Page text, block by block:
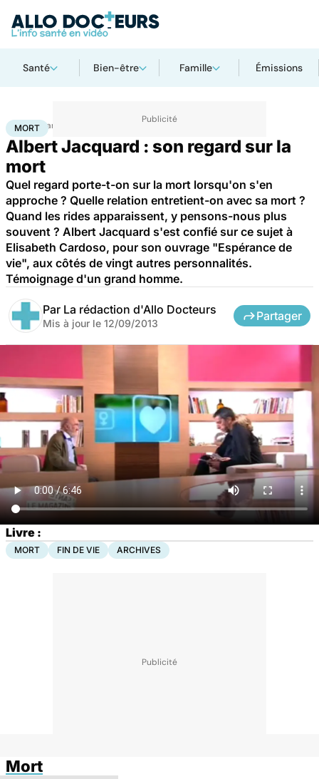
Santé Bien-être Famille Émissions
Accueil Santé
MORT
Albert Jacquard : son regard sur la
mort
Quel regard porte-t-on sur la mort lorsqu'on s'en
approche ? Quelle relation entretient-on avec sa mort ?
Quand les rides apparaissent, y pensons-nous plus
souvent ? Albert Jacquard s'est confié sur ce sujet à
Elisabeth Cardoso, pour son ouvrage "Espérance de
vie", aux côtés de vingt autres personnalités.
Témoignage d'un grand homme.
Par La rédaction d'Allo Docteurs
Mis à jour le 12/09/2013
Partager
Livre :
MORT FIN DE VIE ARCHIVES
Mort